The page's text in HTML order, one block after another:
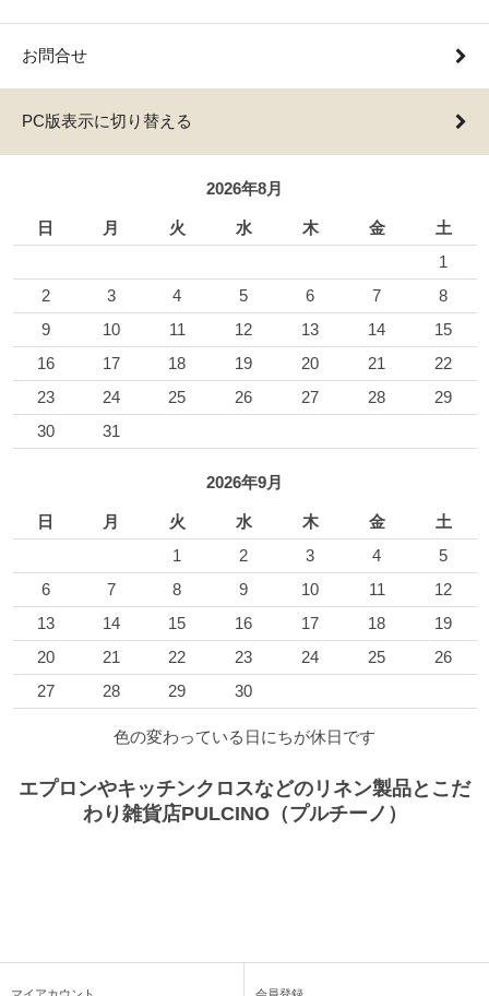
お問合せ
PC版表示に切り替える
2026年8月
日 月 火 水 木 金
土
1
2
3 4 5 6 7
8
9
10 11 12 13 14
15
16
17 18 19 20 21
22
23
24 25 26 27 28
29
30
31
2026年9月
日 月 火 水 木 金
土
1
2 3 4
5
6
7 8 9 10 11
12
13
14 15 16 17 18
19
20
21 22 23 24 25
26
27
28 29 30
色の変わっている日にちが休日です
エプロンやキッチンクロスなどのリネン製品とこだ
わり雑貨店PULCINO（プルチーノ）